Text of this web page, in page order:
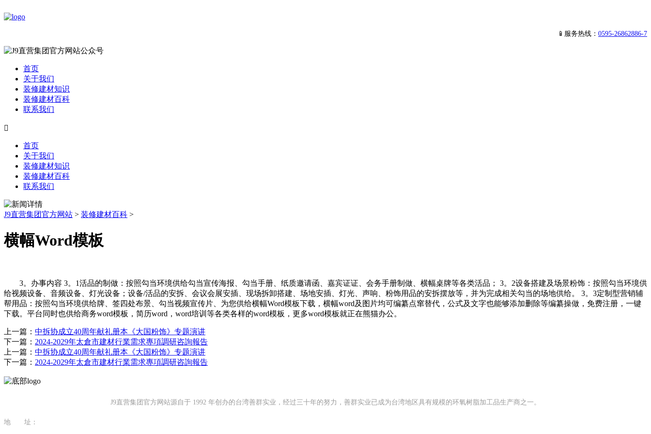
📱服务热线： 0595-26862886-7
首页
关于我们
装修建材知识
装修建材百科
联系我们

首页
关于我们
装修建材知识
装修建材百科
联系我们
J9直营集团官方网站 > 装修建材百科 >
横幅Word模板
3。办事内容 3。1活品的制做：按照勾当环境供给勾当宣传海报、勾当手册、纸质邀请函、嘉宾证证、会务手册制做、横幅桌牌等各类活品； 3。2设备搭建及场景粉饰：按照勾当环境供
给视频设备、音频设备、灯光设备；设备/活品的安拆、会议会展安插、现场拆卸搭建、场地安插、灯光、声响、粉饰用品的安拆摆放等，并为完成相关勾当的场地供给。 3。3定制型营销辅
帮用品：按照勾当环境供给牌、签四处布景、勾当视频宣传片、为您供给横幅Word模板下载，横幅word及图片均可编纂点窜替代，公式及文字也能够添加删除等编纂操做，免费注册，一键
下载。平台同时也供给商务word模板，简历word，word培训等各类各样的word模板，更多word模板就正在熊猫办公。
上一篇： 中拆协成立40周年献礼册本《大国粉饰》专题演讲
下一篇： 2024-2029年太倉市建材行業需求專項調研咨詢報告
上一篇： 中拆协成立40周年献礼册本《大国粉饰》专题演讲
下一篇： 2024-2029年太倉市建材行業需求專項調研咨詢報告
J9直营集团官方网站源自于 1992 年创办的台湾善群实业，经过三十年的努力，善群实业已成为台湾地区具有规模的环氧树脂加工品生产商之一。
地 址：